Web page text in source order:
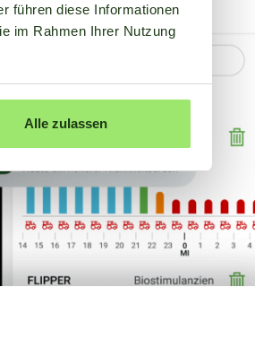
führen diese Informationen
im Rahmen Ihrer Nutzung
Alle zulassen